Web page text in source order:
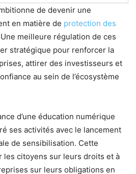
de devenir une
en matière de protection des
meilleure régulation de ces
stratégique pour renforcer la
attirer des investisseurs et
au sein de l’écosystème
d’une éducation numérique
ses activités avec le lancement
de sensibilisation. Cette
les citoyens sur leurs droits et à
sur leurs obligations en